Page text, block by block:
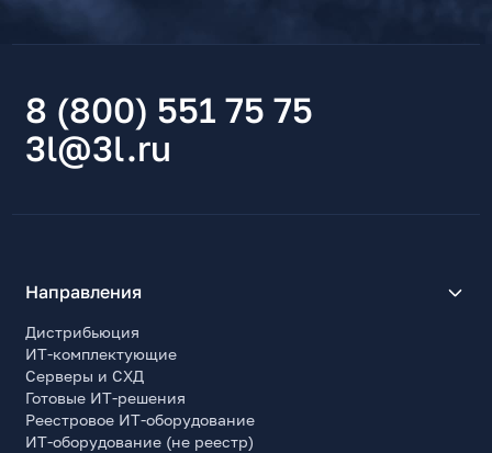
8 (800) 551 75 75
3l@3l.ru
Направления
Дистрибьюция
ИТ-комплектующие
Серверы и СХД
Готовые ИТ-решения
Реестровое ИТ-оборудование
ИТ-оборудование (не реестр)